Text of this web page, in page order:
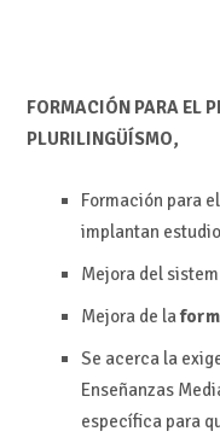
FORMACIÓN PARA EL
PLURILINGÜÍSMO,
Formación para
implantan
Mejora del
Mejora de la
Se acerca la
Enseñanzas
específica para